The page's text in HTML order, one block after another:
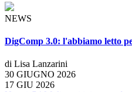
NEWS
DigComp 3.0: l'abbiamo letto
di Lisa Lanzarini
30 GIUGNO 2026
17 GIU 2026